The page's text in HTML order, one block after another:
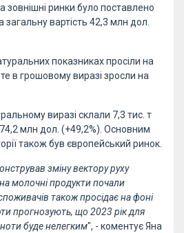
зовнішні ринки було поставлено
загальну вартість 42,3 млн дол.
показниках просіли на
в грошовому виразі зросли на
виразі склали 7,3 тис. т
млн дол. (+49,2%). Основним
також був європейський ринок.
зміну вектору руху
молочні продукти почали
також просідає на фоні
прогнозують, що 2023 рік для
буде нелегким", - коментує Яна